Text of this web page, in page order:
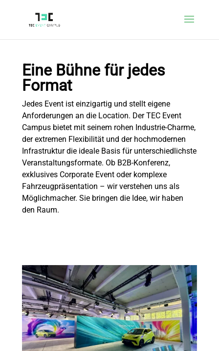
Eine Bühne für jedes
Format
Jedes Event ist einzigartig und stellt eigene
Anforderungen an die Location. Der TEC Event
Campus bietet mit seinem rohen Industrie-Charme,
der extremen Flexibilität und der hochmodernen
Infrastruktur die ideale Basis für unterschiedlichste
Veranstaltungsformate. Ob B2B-Konferenz,
exklusives Corporate Event oder komplexe
Fahrzeugpräsentation – wir verstehen uns als
Möglichmacher. Sie bringen die Idee, wir haben
den Raum.